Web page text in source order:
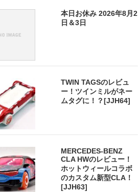
本日お休み 2026年8月2
日＆3日
TWIN TAGSのレビュ
ー！ツインミルがネー
ムタグに！？[JJH64]
MERCEDES-BENZ
CLA HWのレビュー！
ホットウィールコラボ
のカスタム新型CLA！
[JJH63]